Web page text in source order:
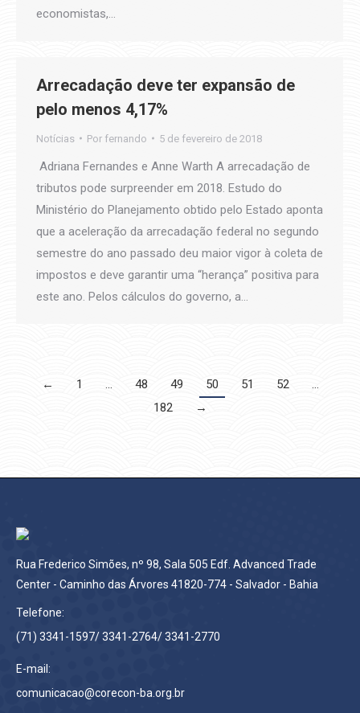
economistas,…
Arrecadação deve ter expansão de
pelo menos 4,17%
Notícias Por fernando 5 de fevereiro de 2018
Adriana Fernandes e Anne Warth A arrecadação de
tributos pode surpreender em 2018. Estudo do
Ministério do Planejamento obtido pelo Estado aponta
que a aceleração da arrecadação federal no segundo
semestre do ano passado deu maior vigor à coleta de
impostos e deve garantir uma “herança” positiva para
este ano. Pelos cálculos do governo, a…
← 1 … 48 49 50 51 52
…
182
→
Rua Frederico Simões, nº 98, Sala 505 Edf. Advanced Trade
Center - Caminho das Árvores 41820-774 - Salvador - Bahia
Telefone:
(71) 3341-1597/ 3341-2764/ 3341-2770
E-mail:
comunicacao@corecon-ba.org.br